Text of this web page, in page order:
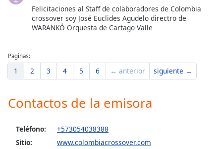
Felicitaciones al Staff de colaboradores de Colombia
crossover soy José Euclides Agudelo directro de
WARANKÓ Orquesta de Cartago Valle
Paginas:
1 2 3 4 5 6 ← anterior siguiente →
Contactos de la emisora
Teléfono:
+573054038388
Sitio:
www.colombiacrossover.com